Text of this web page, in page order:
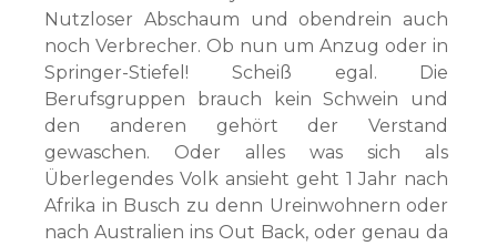
Nutzloser Abschaum und obendrein auch
noch Verbrecher. Ob nun um Anzug oder in
Springer-Stiefel! Scheiß egal. Die
Berufsgruppen brauch kein Schwein und
den anderen gehört der Verstand
gewaschen. Oder alles was sich als
Überlegendes Volk ansieht geht 1 Jahr nach
Afrika in Busch zu denn Ureinwohnern oder
nach Australien ins Out Back, oder genau da